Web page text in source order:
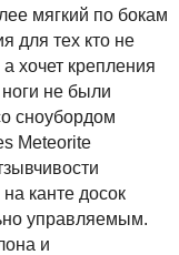
мягкий по бокам
для тех кто не
хочет крепления
не были
сноубордом
Meteorite
канте досок
управляемым.
и